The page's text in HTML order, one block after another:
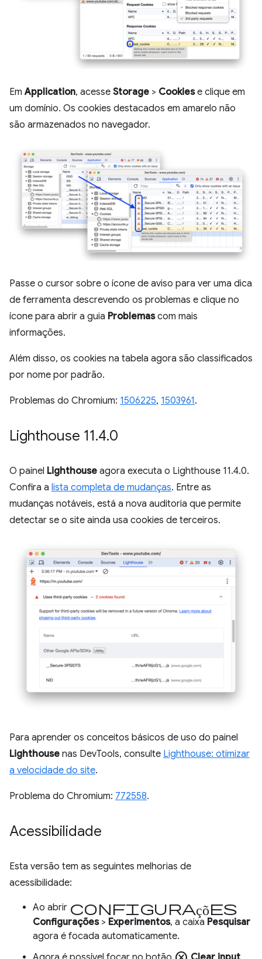
EmApplication, acesse Storage > Cookiese clique em
um domínio. Os cookies destacados em amarelo não
são armazenados no navegador.
Passe o cursor sobre o ícone de aviso para ver uma dica
de ferramenta descrevendo os problemas e clique no
ícone para abrir a guia Problemascom mais
informações.
Além disso, os cookies na tabela agora são classificados
por nome por padrão.
Problemas do Chromium: 1506225, 1503961.
Lighthouse 11.4.0
O painel Lighthouse agora executa o Lighthouse 11.4.0.
Confira a lista completa de mudanças. Entre as
mudanças notáveis, está a nova auditoria que permite
detectar se o site ainda usa cookies de terceiros.
Para aprender os conceitos básicos de uso do painel
Lighthouse nas DevTools, consulte Lighthouse: otimizar
a velocidade do site.
Problema do Chromium: 772558.
Acessibilidade
Esta versão tem as seguintes melhorias de
acessibilidade:
Ao abrir Configurações
Configurações> Experimentos, a caixa Pesquisar
agora é focada automaticamente.